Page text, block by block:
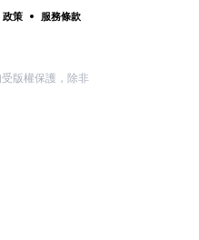
政策
服務條款
版權保護，除非